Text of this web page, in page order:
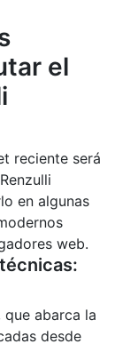
el
reciente será
en algunas
web.
abarca la
desde